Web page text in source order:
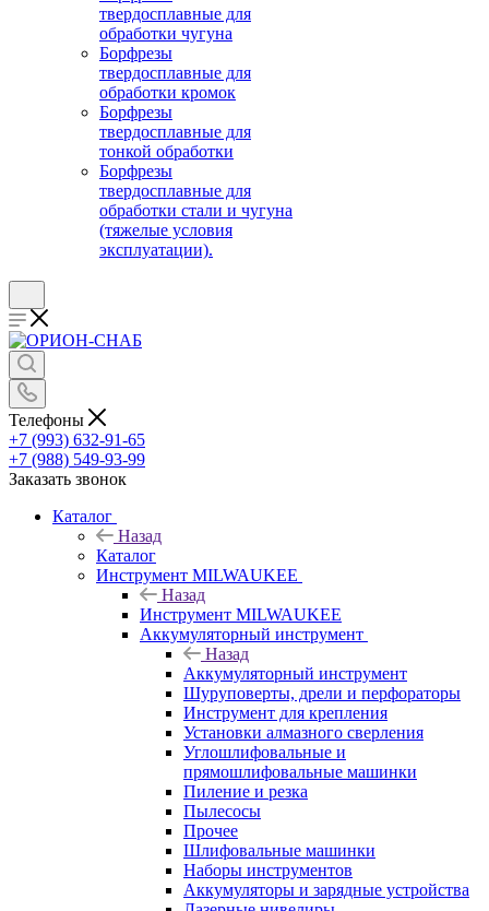
твердосплавные для
обработки чугуна
Борфрезы
твердосплавные для
обработки кромок
Борфрезы
твердосплавные для
тонкой обработки
Борфрезы
твердосплавные для
обработки стали и чугуна
(тяжелые условия
эксплуатации).
Телефоны
+7 (993) 632-91-65
+7 (988) 549-93-99
Заказать звонок
Каталог
Назад
Каталог
Инструмент MILWAUKEE
Назад
Инструмент MILWAUKEE
Аккумуляторный инструмент
Назад
Аккумуляторный инструмент
Шуруповерты, дрели и перфораторы
Инструмент для крепления
Установки алмазного сверления
Углошлифовальные и
прямошлифовальные машинки
Пиление и резка
Пылесосы
Прочее
Шлифовальные машинки
Наборы инструментов
Аккумуляторы и зарядные устройства